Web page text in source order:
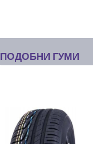
ПОДОБНИ ГУМИ